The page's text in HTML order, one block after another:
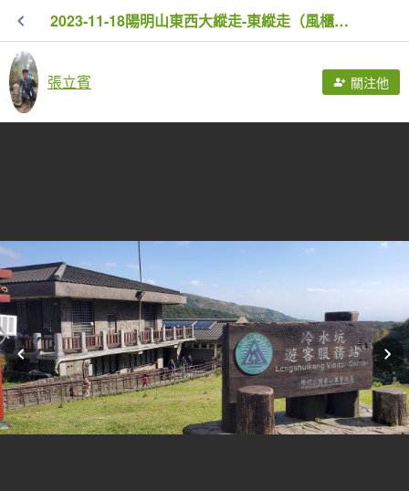
2023-11-18陽明山東西大縱走-東縱走（風櫃嘴～小油坑）
張立賓 關注他